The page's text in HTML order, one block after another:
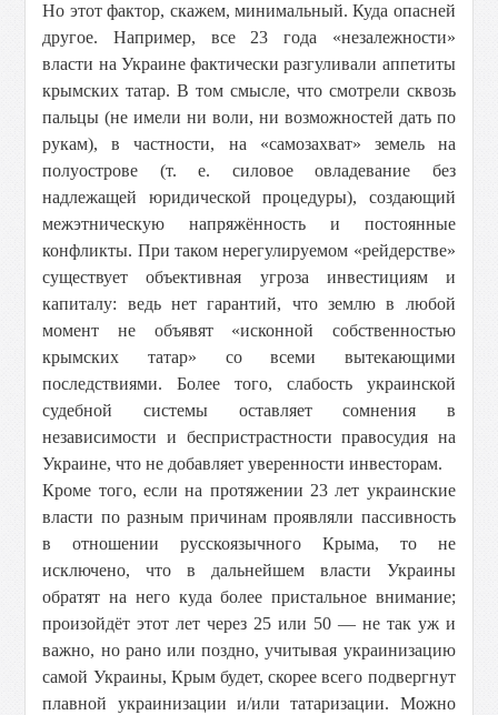
Но этот фактор, скажем, минимальный. Куда опасней
другое. Например, все 23 года «незалежности»
власти на Украине фактически разгуливали аппетиты
крымских татар. В том смысле, что смотрели сквозь
пальцы (не имели ни воли, ни возможностей дать по
рукам), в частности, на «самозахват» земель на
полуострове (т. е. силовое овладевание без
надлежащей юридической процедуры), создающий
межэтническую напряжённость и постоянные
конфликты. При таком нерегулируемом «рейдерстве»
существует объективная угроза инвестициям и
капиталу: ведь нет гарантий, что землю в любой
момент не объявят «исконной собственностью
крымских татар» со всеми вытекающими
последствиями. Более того, слабость украинской
судебной системы оставляет сомнения в
независимости и беспристрастности правосудия на
Украине, что не добавляет уверенности инвесторам.
Кроме того, если на протяжении 23 лет украинские
власти по разным причинам проявляли пассивность
в отношении русскоязычного Крыма, то не
исключено, что в дальнейшем власти Украины
обратят на него куда более пристальное внимание;
произойдёт этот лет через 25 или 50 — не так уж и
важно, но рано или поздно, учитывая украинизацию
самой Украины, Крым будет, скорее всего подвергнут
плавной украинизации и/или татаризации. Можно